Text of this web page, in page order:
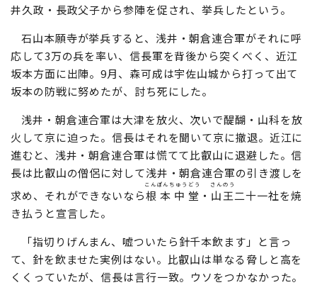
井久政・長政父子から参陣を促され、挙兵したという。
石山本願寺が挙兵すると、浅井・朝倉連合軍がそれに呼
応して3万の兵を率い、信長軍を背後から突くべく、近江
坂本方面に出陣。9月、森可成は宇佐山城から打って出て
坂本の防戦に努めたが、討ち死にした。
浅井・朝倉連合軍は大津を放火、次いで醍醐・山科を放
火して京に迫った。信長はそれを聞いて京に撤退。近江に
進むと、浅井・朝倉連合軍は慌てて比叡山に退避した。信
長は比叡山の僧侶に対して浅井・朝倉連合軍の引き渡しを
求め、それができないなら根本中堂
こんぽんちゅうどう
・ 山王
さんのう
二十一社を焼
き払うと宣言した。
「指切りげんまん、嘘ついたら針千本飲ます」と言っ
て、針を飲ませた実例はない。比叡山は単なる脅しと高を
くくっていたが、信長は言行一致。ウソをつかなかった。